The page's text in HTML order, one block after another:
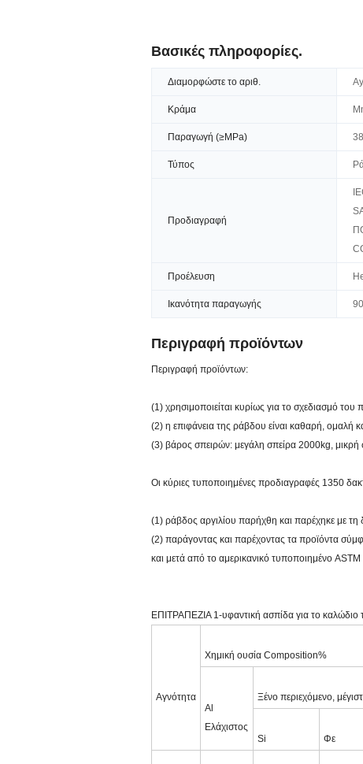
Βασικές πληροφορίες.
Διαμορφώστε το αριθ.
Κράμα
Παραγωγή (≥MPa)
Τύπος
Προδιαγραφή
Προέλευση
Ικανότητα παραγωγής
Περιγραφή προϊόντων
Περιγραφή προϊόντων:
(1) χρησιμοποιείται κυρίως για το σχεδιασμό
(2) η επιφάνεια της ράβδου είναι καθαρή, ομαλή
(3) βάρος σπειρών: μεγάλη σπείρα 2000kg,
Οι κύριες τυποποιημένες προδιαγραφές 1350
(1) ράβδος αργιλίου παρήχθη και παρέχηκε με
(2) παράγοντας και παρέχοντας τα προϊόντα
και μετά από το αμερικανικό τυποποιημένο
ΕΠΙΤΡΑΠΕΖΙΑ 1-υφαντική ασπίδα για το καλώδιο
Αγνότητα
Χημική ουσία Composition%
Al
Ελάχιστος
Ξένο περιεχόμενο,
Si Φε